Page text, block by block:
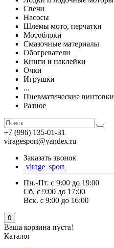
Свечи
Насосы
Шлемы мото, перчатки
Мотоблоки
Смазочные материалы
Обогреватели
Книги и наклейки
Очки
Игрушки
...
Пневматические винтовки
Разное
+7 (996) 135-01-31
viragesport@yandex.ru
Заказать звонок
virage_sport
Пн.-Пт. с 9:00 до 19:00
Сб. с 9:00 до 17:00
Вск. с 9:00 до 16:00
0
Ваша корзина пуста!
Каталог